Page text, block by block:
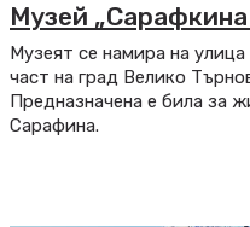
Музей
Музеят се намира на
част на град Велико
Предназначена е била за
Сарафина.